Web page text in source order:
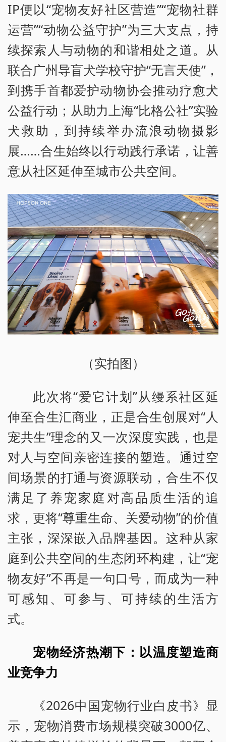
IP便以“宠物友好社区营造”“宠物社群
运营”“动物公益守护”为三大支点，持
续探索人与动物的和谐相处之道。从
联合广州导盲犬学校守护“无言天使”，
到携手首都爱护动物协会推动疗愈犬
公益行动；从助力上海“比格公社”实验
犬救助，到持续举办流浪动物摄影
展……合生始终以行动践行承诺，让善
意从社区延伸至城市公共空间。
（实拍图）
此次将“爱它计划”从缦系社区延
伸至合生汇商业，正是合生创展对“人
宠共生”理念的又一次深度实践，也是
对人与空间亲密连接的塑造。通过空
间场景的打通与资源联动，合生不仅
满足了养宠家庭对高品质生活的追
求，更将“尊重生命、关爱动物”的价值
主张，深深嵌入品牌基因。这种从家
庭到公共空间的生态闭环构建，让“宠
物友好”不再是一句口号，而成为一种
可感知、可参与、可持续的生活方
式。
宠物经济热潮下：以温度塑造商
业竞争力
《2026中国宠物行业白皮书》显
示，宠物消费市场规模突破3000亿、